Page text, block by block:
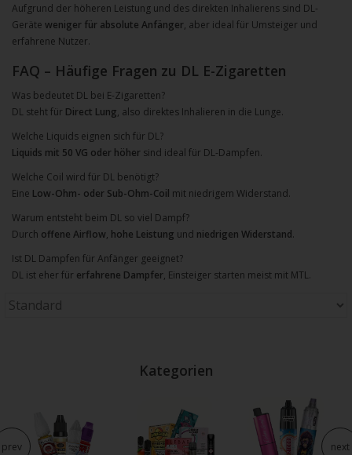
Aufgrund der höheren Leistung und des direkten Inhalierens sind DL-
Geräte weniger für absolute Anfänger, aber ideal für Umsteiger und
erfahrene Nutzer.
FAQ – Häufige Fragen zu DL E-Zigaretten
Was bedeutet DL bei E-Zigaretten?
DL steht für Direct Lung, also direktes Inhalieren in die Lunge.
Welche Liquids eignen sich für DL?
Liquids mit 50 VG oder höher sind ideal für DL-Dampfen.
Welche Coil wird für DL benötigt?
Eine Low-Ohm- oder Sub-Ohm-Coil mit niedrigem Widerstand.
Warum entsteht beim DL so viel Dampf?
Durch offene Airflow, hohe Leistung und niedrigen Widerstand.
Ist DL Dampfen für Anfänger geeignet?
DL ist eher für erfahrene Dampfer, Einsteiger starten meist mit MTL.
Kategorien
prev next